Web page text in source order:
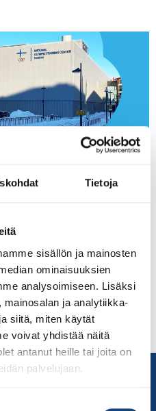
Tietoja
sisällön ja mainosten
ominaisuuksien
analysoimiseen. Lisäksi
ja analytiikka-
siitä, miten käytät
voivat yhdistää näitä
antanut heille tai joita on
palvelujaan.
yhteisharjoitus
järjestetään
14:30 – 16:30.
tapahtuu Judoliiton
edeltävään perjantaihin
kulkulupaa ei ole. Etelä-
vuotiaille suunnatut
lauantaisin ovat 9:00